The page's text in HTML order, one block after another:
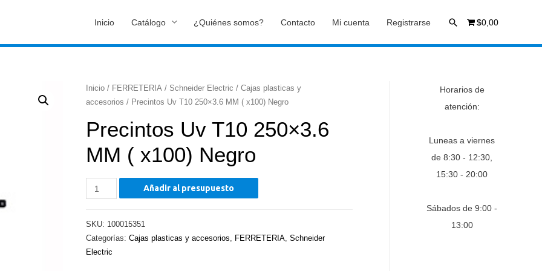
Inicio Catálogo ¿Quiénes somos? Contacto Mi cuenta Registrarse Buscar$0,00
Inicio/ FERRETERIA/ Schneider Electric / Cajas plasticas y
accesorios / Precintos Uv T10 250×3.6 MM ( x100) Negro
Precintos Uv T10 250×3.6
MM ( x100) Negro
Precintos
Uv
250x3.6
MM
Añadir al presupuesto
SKU: 100015351
Categorías: Cajas plasticas y accesorios FERRETERIA, Schneider
Electric
Horarios de
atención:
Luneas a viernes
de 8:30 - 12:30,
15:30 - 20:00
Sábados de 9:00 -
13:00